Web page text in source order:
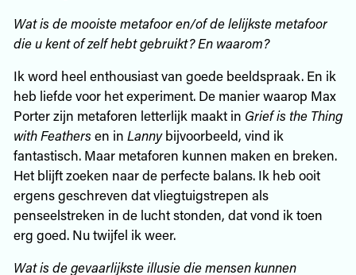
Wat is de mooiste metafoor en/of de lelijkste metafoor
die u kent of zelf hebt gebruikt? En waarom?
Ik word heel enthousiast van goede beeldspraak. En ik
heb liefde voor het experiment. De manier waarop Max
Porter zijn metaforen letterlijk maakt in Grief is the Thing
with Feathers en in Lannybijvoorbeeld, vind ik
fantastisch. Maar metaforen kunnen maken en breken.
Het blijft zoeken naar de perfecte balans. Ik heb ooit
ergens geschreven dat vliegtuigstrepen als
penseelstreken in de lucht stonden, dat vond ik toen
erg goed. Nu twijfel ik weer.
Wat is de gevaarlijkste illusie die mensen kunnen